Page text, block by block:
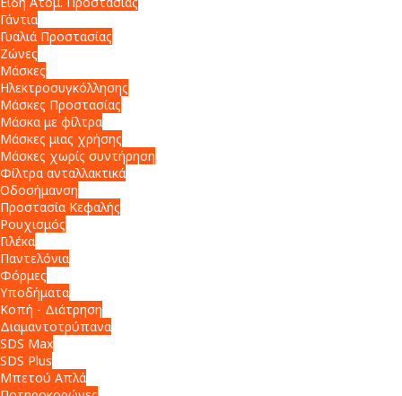
Γάντια
Γυαλιά Προστασίας
Ζώνες
Μάσκες
Ηλεκτροσυγκόλλησης
Μάσκες Προστασίας
Μάσκα με φίλτρα
Μάσκες μιας χρήσης
Μάσκες χωρίς συντήρηση
Φίλτρα ανταλλακτικά
Οδοσήμανση
Προστασία Κεφαλής
Ρουχισμός
Γιλέκα
Παντελόνια
Φόρμες
Υποδήματα
Κοπή - Διάτρηση
Διαμαντοτρύπανα
SDS Max
SDS Plus
Μπετού Απλά